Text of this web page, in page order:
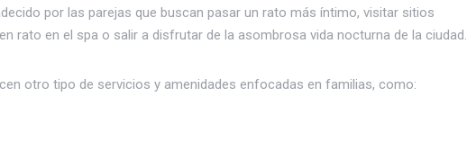
por las parejas que buscan pasar un rato más íntimo, visitar sitios
rato en el spa o salir a disfrutar de la asombrosa vida nocturna de la ciudad.
otro tipo de servicios y amenidades enfocadas en familias, como: